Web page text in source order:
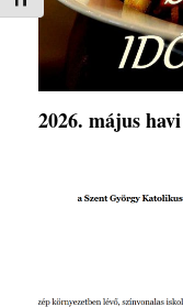
2026. május